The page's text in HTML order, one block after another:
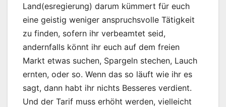
Land(esregierung) darum kümmert für euch
eine geistig weniger anspruchsvolle Tätigkeit
zu finden, sofern ihr verbeamtet seid,
andernfalls könnt ihr euch auf dem freien
Markt etwas suchen, Spargeln stechen, Lauch
ernten, oder so. Wenn das so läuft wie ihr es
sagt, dann habt ihr nichts Besseres verdient.
Und der Tarif muss erhöht werden, vielleicht